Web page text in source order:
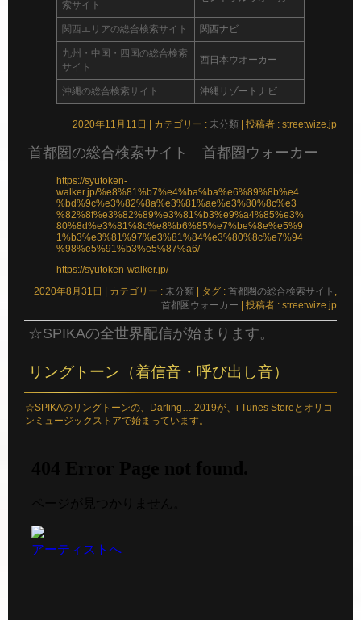
索サイト
関西エリアの総合検索サイト 関西ナビ
九州・中国・四国の総合検索
サイト
西日本ウオーカー
沖縄の総合検索サイト 沖縄リゾートナビ
2020年11月11日 カテゴリー : 未分類 投稿者 : streetwize.jp
首都圏の総合検索サイト 首都圏ウォーカー
https://syutoken-
walker.jp/%e8%81%b7%e4%ba%ba%e6%89%8b%e4
%bd%9c%e3%82%8a%e3%81%ae%e3%80%8c%e3
%82%8f%e3%82%89%e3%81%b3%e9%a4%85%e3%
80%8d%e3%81%8c%e8%b6%85%e7%be%8e%e5%9
1%b3%e3%81%97%e3%81%84%e3%80%8c%e7%94
%98%e5%91%b3%e5%87%a6/
https://syutoken-walker.jp/
2020年8月31日
カテゴリー : 未分類 タグ : 首都圏の総合検索サイト ,
首都圏ウォーカー
投稿者 : streetwize.jp
☆SPIKAの全世界配信が始まります。
リングトーン（着信音・呼び出し音）
☆SPIKAのリングトーンの、Darling….2019が、i Tunes Storeとオリコ
ンミュージックストアで始まっています。